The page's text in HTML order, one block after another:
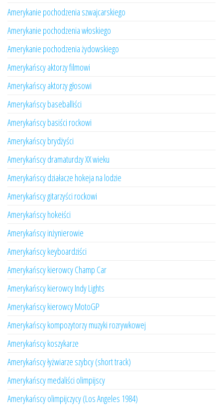
Amerykanie pochodzenia szwajcarskiego
Amerykanie pochodzenia włoskiego
Amerykanie pochodzenia żydowskiego
Amerykańscy aktorzy filmowi
Amerykańscy aktorzy głosowi
Amerykańscy baseballiści
Amerykańscy basiści rockowi
Amerykańscy brydżyści
Amerykańscy dramaturdzy XX wieku
Amerykańscy działacze hokeja na lodzie
Amerykańscy gitarzyści rockowi
Amerykańscy hokeiści
Amerykańscy inżynierowie
Amerykańscy keyboardziści
Amerykańscy kierowcy Champ Car
Amerykańscy kierowcy Indy Lights
Amerykańscy kierowcy MotoGP
Amerykańscy kompozytorzy muzyki rozrywkowej
Amerykańscy koszykarze
Amerykańscy łyżwiarze szybcy (short track)
Amerykańscy medaliści olimpijscy
Amerykańscy olimpijczycy (Los Angeles 1984)